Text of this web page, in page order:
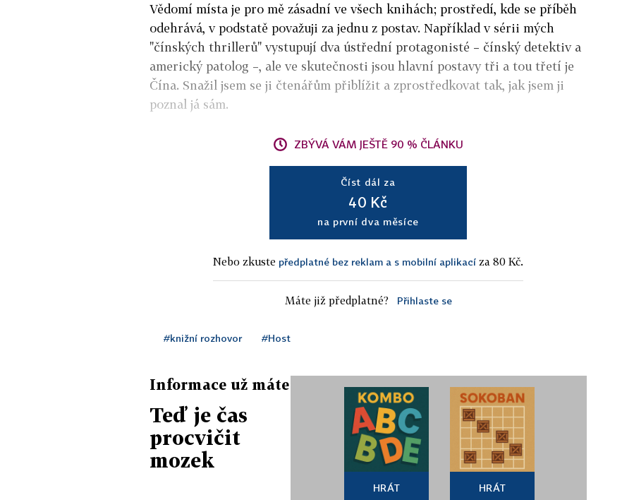
Vědomí místa je pro mě zásadní ve všech knihách; prostředí, kde se příběh
odehrává, v podstatě považuji za jednu z postav. Například v sérii mých
"čínských thrillerů" vystupují dva ústřední protagonisté – čínský detektiv a
americký patolog –, ale ve skutečnosti jsou hlavní postavy tři a tou třetí je
Čína. Snažil jsem se ji čtenářům přiblížit a zprostředkovat tak, jak jsem ji
poznal já sám.
ZBÝVÁ VÁM JEŠTĚ 90 % ČLÁNKU
Číst dál za
40 Kč
na první dva měsíce
Nebo zkuste předplatné bez reklam a s mobilní aplikací za 80 Kč.
Máte již předplatné? Přihlaste se
#knižní rozhovor #Host
Informace už máte
Teď je čas
procvičit
mozek
HRÁT HRÁT